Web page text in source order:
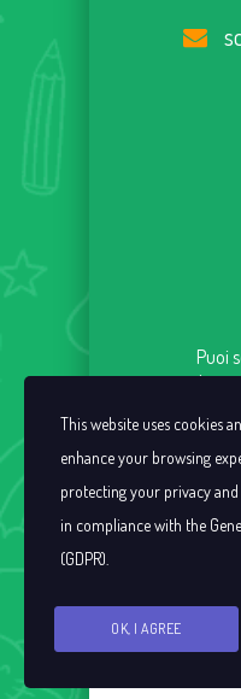
Puoi
che
This website uses cookies
enhance your browsing
protecting your privacy
in compliance with the
(GDPR)
OK, I AGREE